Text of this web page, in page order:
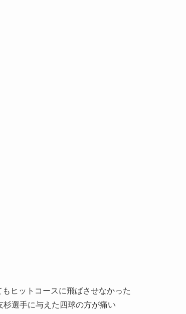
ヒットコースに飛ばさせなかった
選手に与えた四球の方が痛い